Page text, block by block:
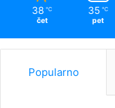
38 ℃
čet
35 ℃
pet
Popularno